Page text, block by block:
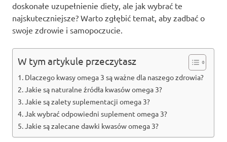
doskonałe uzupełnienie diety, ale jak wybrać te
najskuteczniejsze? Warto zgłębić temat, aby zadbać o
swoje zdrowie i samopoczucie.
W tym artykule przeczytasz
Dlaczego kwasy omega 3 są ważne dla naszego zdrowia?
Jakie są naturalne źródła kwasów omega 3?
Jakie są zalety suplementacji omega 3?
Jak wybrać odpowiedni suplement omega 3?
Jakie są zalecane dawki kwasów omega 3?